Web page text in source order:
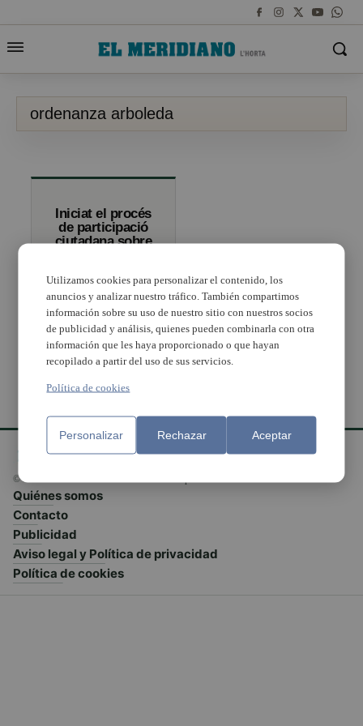
ordenanza arboleda
Iniciat el procés
de participació
ciutadana sobre
l’arbratge de
Xirivella
© El Meridiano L'Horta 2026 - Valencia - España
Quiénes somos
Contacto
Publicidad
Aviso legal y Política de privacidad
Política de cookies
Utilizamos cookies para personalizar el contenido, los
anuncios y analizar nuestro tráfico. También compartimos
información sobre su uso de nuestro sitio con nuestros socios
de publicidad y análisis, quienes pueden combinarla con otra
información que les haya proporcionado o que hayan
recopilado a partir del uso de sus servicios.
Política de cookies
Personalizar Rechazar Aceptar